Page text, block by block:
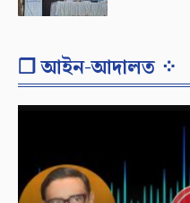
❐ আইন-আদালত ⁘